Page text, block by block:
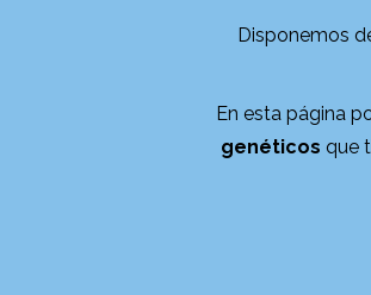
Disponemos
En esta página
genéticos que